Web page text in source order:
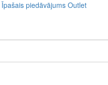
Īpašais piedāvājums Outlet